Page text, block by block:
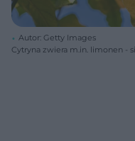
Autor: Getty Images
Cytryna zwiera m.in. limonen -